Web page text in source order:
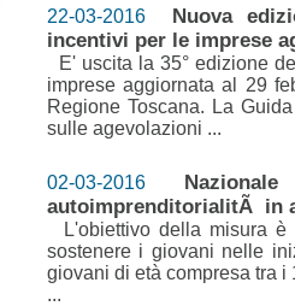
22-03-2016
Nuova
incentivi per le imprese
E' uscita la 35° edizione
imprese aggiornata al 29
Regione Toscana. La
sulle agevolazioni ...
02-03-2016
autoimprenditorialitÃ in
L'obiettivo della misura è
sostenere i giovani nelle
giovani di età compresa tra
...